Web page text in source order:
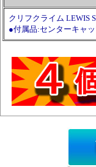
クリフクライム LEWIS
●付属品:センターキャ